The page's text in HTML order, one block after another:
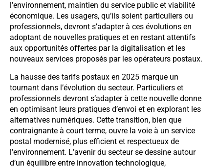
l’environnement, maintien du service public et viabilité
économique. Les usagers, qu’ils soient particuliers ou
professionnels, devront s’adapter à ces évolutions en
adoptant de nouvelles pratiques et en restant attentifs
aux opportunités offertes par la digitalisation et les
nouveaux services proposés par les opérateurs postaux.
La hausse des tarifs postaux en 2025 marque un
tournant dans l’évolution du secteur. Particuliers et
professionnels devront s’adapter à cette nouvelle donne
en optimisant leurs pratiques d’envoi et en explorant les
alternatives numériques. Cette transition, bien que
contraignante à court terme, ouvre la voie à un service
postal modernisé, plus efficient et respectueux de
l’environnement. L’avenir du secteur se dessine autour
d’un équilibre entre innovation technologique,